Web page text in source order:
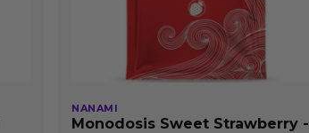
NANAMI
Monodosis Sweet Strawberry -